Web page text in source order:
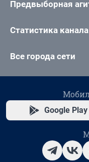
Предвыборная
Статистика
Все города сети
Google Play